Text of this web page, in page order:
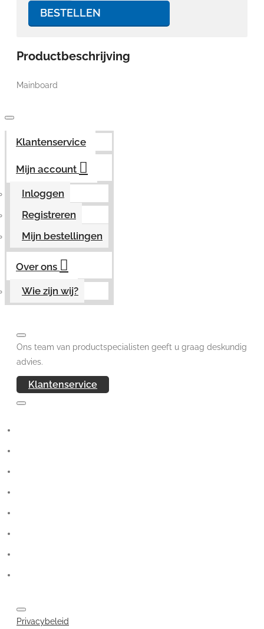
BESTELLEN
Productbeschrijving
Mainboard
Klantenservice
Mijn account
Inloggen
Registreren
Mijn bestellingen
Over ons
Wie zijn wij?
Ons team van productspecialisten geeft u graag deskundig
advies.
Klantenservice
Privacybeleid